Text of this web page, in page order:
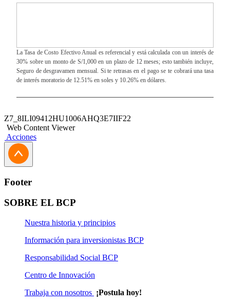
La Tasa de Costo Efectivo Anual es referencial y está calculada con un interés de
30% sobre un monto de S/1,000 en un plazo de 12 meses; esto también incluye,
Seguro de desgravamen mensual. Si te retrasas en el pago se te cobrará una tasa
de interés moratorio de 12.51% en soles y 10.26% en dólares.
Z7_8ILI09412HU1006AHQ3E7IIF22
Web Content Viewer
Acciones
Footer
SOBRE EL BCP
Nuestra historia y principios
Información para inversionistas BCP
Responsabilidad Social BCP
Centro de Innovación
Trabaja con nosotros ¡Postula hoy!